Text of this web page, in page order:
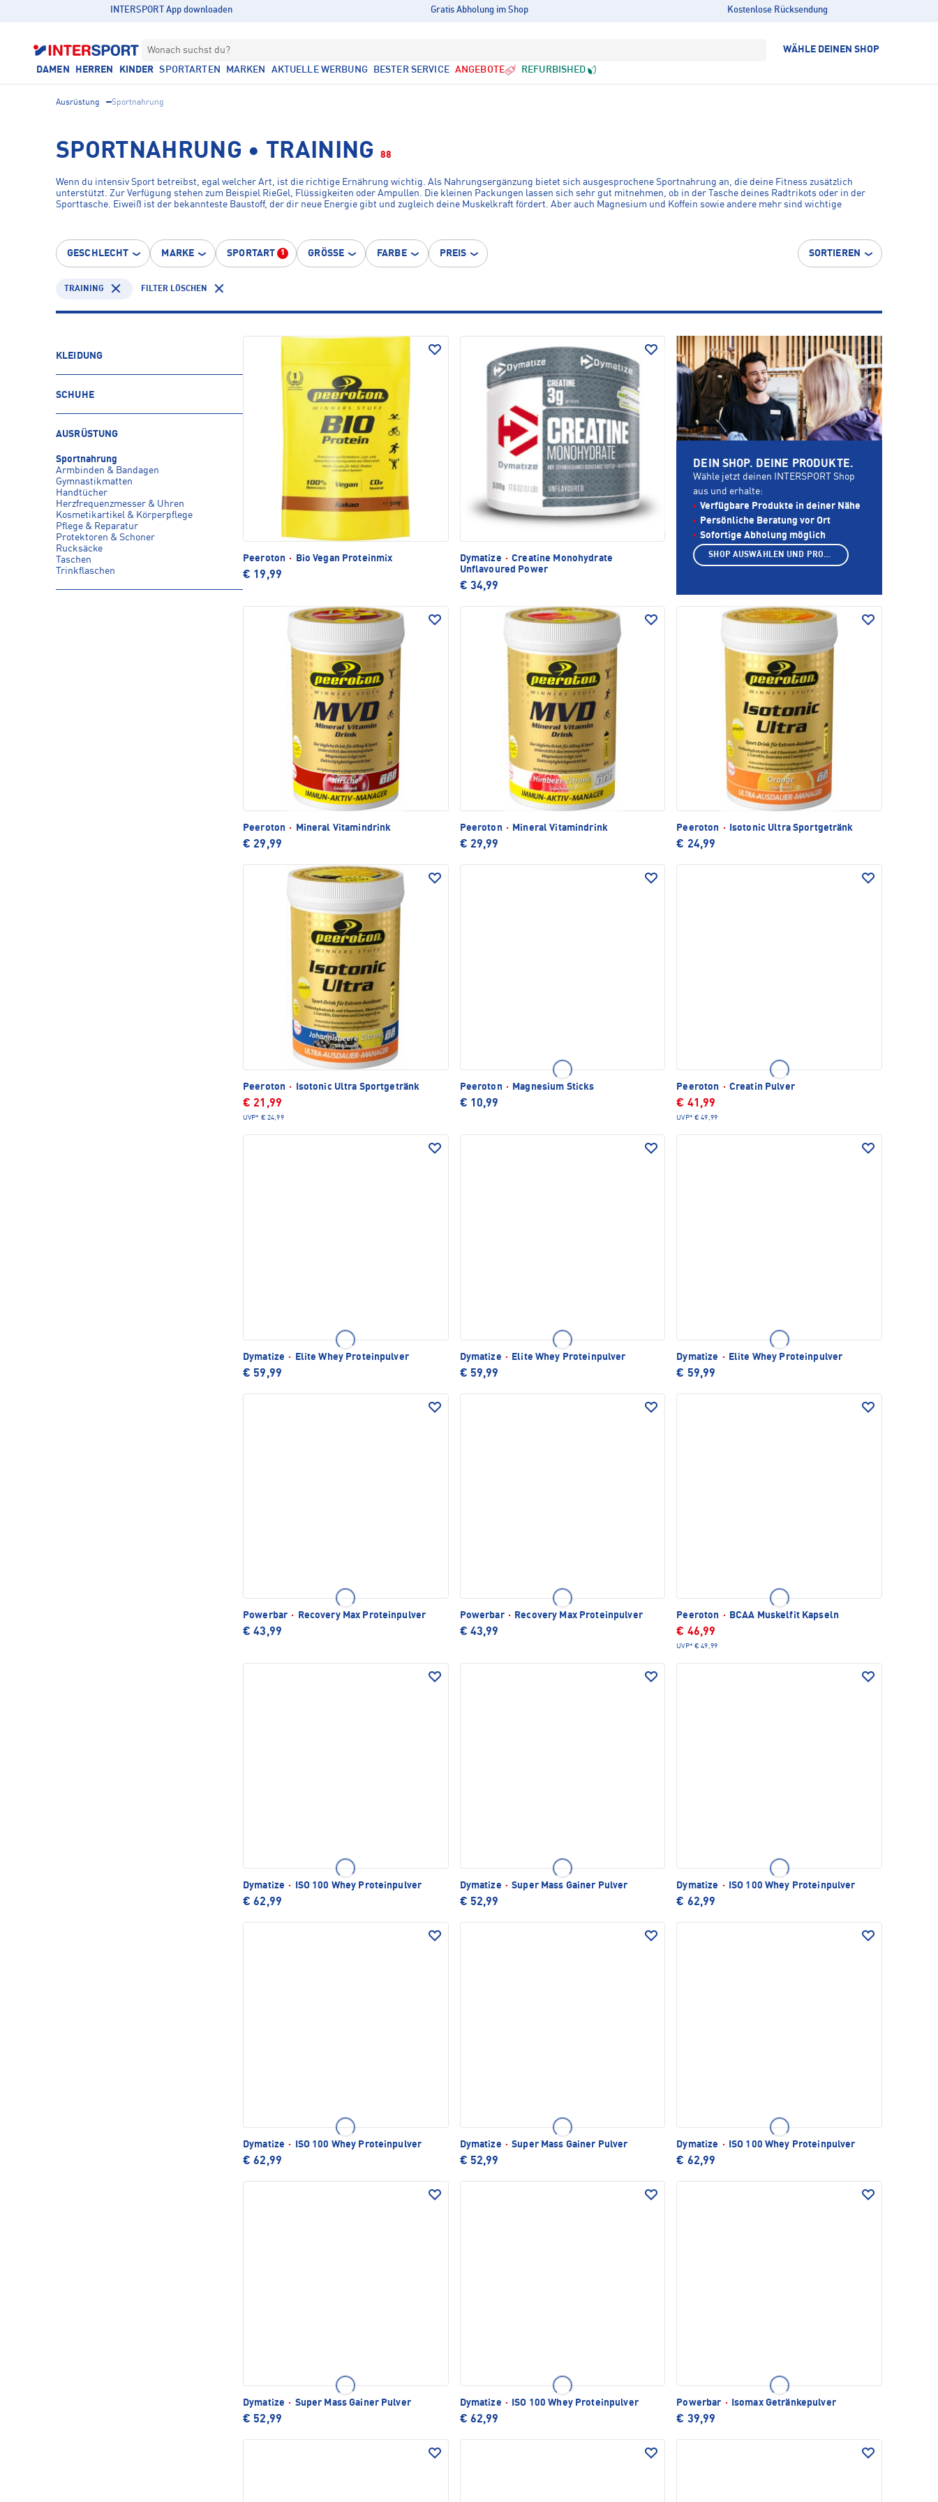
INTERSPORT App downloaden Gratis Abholung im Shop Kostenlose Rücksendung
Wonach suchst du? WÄHLE DEINEN SHOP
DAMEN HERREN KINDER SPORTARTEN MARKEN AKTUELLE WERBUNG BESTER SERVICE ANGEBOTE REFURBISHED
Ausrüstung Sportnahrung
SPORTNAHRUNG • TRAINING 88
Wenn du intensiv Sport betreibst, egal welcher Art, ist die richtige Ernährung wichtig. Als Nahrungsergänzung bietet sich ausgesprochene Sportnahrung an, die deine Fitness zusätzlich
unterstützt. Zur Verfügung stehen zum Beispiel RieGel, Flüssigkeiten oder Ampullen. Die kleinen Packungen lassen sich sehr gut mitnehmen, ob in der Tasche deines Radtrikots oder in der
Sporttasche. Eiweiß ist der bekannteste Baustoff, der dir neue Energie gibt und zugleich deine Muskelkraft fördert. Aber auch Magnesium und Koffein sowie andere mehr sind wichtige
GESCHLECHT MARKE SPORTART 1 GRÖSSE FARBE PREIS SORTIEREN
TRAINING FILTER LÖSCHEN
KLEIDUNG
SCHUHE
AUSRÜSTUNG
Sportnahrung
Armbinden & Bandagen
Gymnastikmatten
Handtücher
Herzfrequenzmesser & Uhren
Kosmetikartikel & Körperpflege
Pflege & Reparatur
Protektoren & Schoner
Rucksäcke
Taschen
Trinkflaschen
Peeroton · Bio Vegan Proteinmix
€ 19,99
Dymatize · Creatine Monohydrate
Unflavoured Power
€ 34,99
Peeroton · Mineral Vitamindrink
€ 29,99
Peeroton · Mineral Vitamindrink
€ 29,99
Peeroton · Isotonic Ultra Sportgetränk
€ 24,99
Peeroton · Isotonic Ultra Sportgetränk
€ 21,99
UVP* € 24,99
Peeroton · Magnesium Sticks
€ 10,99
Peeroton · Creatin Pulver
€ 41,99
UVP* € 49,99
Dymatize · Elite Whey Proteinpulver
€ 59,99
Dymatize · Elite Whey Proteinpulver
€ 59,99
Dymatize · Elite Whey Proteinpulver
€ 59,99
Powerbar · Recovery Max Proteinpulver
€ 43,99
Powerbar · Recovery Max Proteinpulver
€ 43,99
Peeroton · BCAA Muskelfit Kapseln
€ 46,99
UVP* € 49,99
Dymatize · ISO 100 Whey Proteinpulver
€ 62,99
Dymatize · Super Mass Gainer Pulver
€ 52,99
Dymatize · ISO 100 Whey Proteinpulver
€ 62,99
Dymatize · ISO 100 Whey Proteinpulver
€ 62,99
Dymatize · Super Mass Gainer Pulver
€ 52,99
Dymatize · ISO 100 Whey Proteinpulver
€ 62,99
Dymatize · Super Mass Gainer Pulver
€ 52,99
Dymatize · ISO 100 Whey Proteinpulver
€ 62,99
Powerbar · Isomax Getränkepulver
€ 39,99
DEIN SHOP. DEINE PRODUKTE.
Wähle jetzt deinen INTERSPORT Shop
aus und erhalte:
Verfügbare Produkte in deiner Nähe
Persönliche Beratung vor Ort
Sofortige Abholung möglich
SHOP AUSWÄHLEN UND PRODUKTE ANZEIGEN